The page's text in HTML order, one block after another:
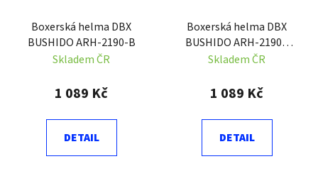
Boxerská helma DBX
BUSHIDO ARH-2190-B
Skladem ČR
1 089 Kč
DETAIL
Boxerská helma DBX
BUSHIDO ARH-2190R
červená
Skladem ČR
1 089 Kč
DETAIL